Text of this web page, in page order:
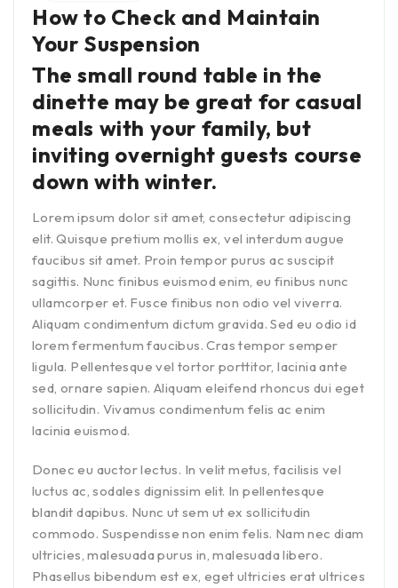
How to Check and Maintain
Your Suspension
The small round table in the
dinette may be great for casual
meals with your family, but
inviting overnight guests course
down with winter.
Lorem ipsum dolor sit amet, consectetur adipiscing
elit. Quisque pretium mollis ex, vel interdum augue
faucibus sit amet. Proin tempor purus ac suscipit
sagittis. Nunc finibus euismod enim, eu finibus nunc
ullamcorper et. Fusce finibus non odio vel viverra.
Aliquam condimentum dictum gravida. Sed eu odio id
lorem fermentum faucibus. Cras tempor semper
ligula. Pellentesque vel tortor porttitor, lacinia ante
sed, ornare sapien. Aliquam eleifend rhoncus dui eget
sollicitudin. Vivamus condimentum felis ac enim
lacinia euismod.
Donec eu auctor lectus. In velit metus, facilisis vel
luctus ac, sodales dignissim elit. In pellentesque
blandit dapibus. Nunc ut sem ut ex sollicitudin
commodo. Suspendisse non enim felis. Nam nec diam
ultricies, malesuada purus in, malesuada libero.
Phasellus bibendum est ex, eget ultricies erat ultrices